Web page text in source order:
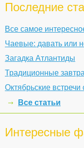
Последние
Все самое
Чаевые: давать или
Загадка Атлантиды
Традиционные
Октябрьские встречи
Все статьи
Интересные